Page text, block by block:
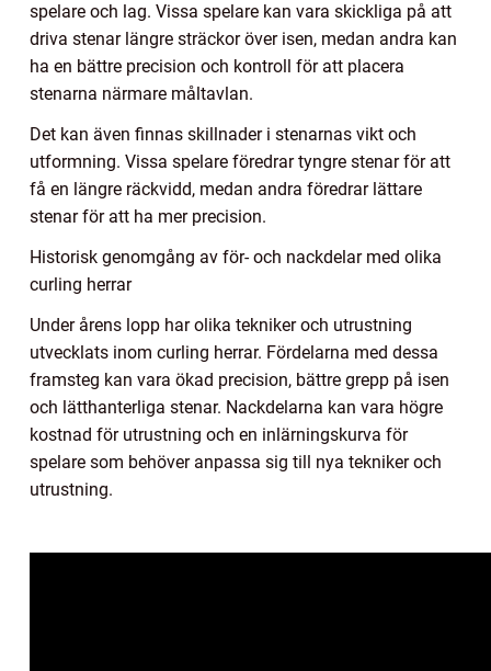
spelare och lag. Vissa spelare kan vara skickliga på att
driva stenar längre sträckor över isen, medan andra kan
ha en bättre precision och kontroll för att placera
stenarna närmare måltavlan.
Det kan även finnas skillnader i stenarnas vikt och
utformning. Vissa spelare föredrar tyngre stenar för att
få en längre räckvidd, medan andra föredrar lättare
stenar för att ha mer precision.
Historisk genomgång av för- och nackdelar med olika
curling herrar
Under årens lopp har olika tekniker och utrustning
utvecklats inom curling herrar. Fördelarna med dessa
framsteg kan vara ökad precision, bättre grepp på isen
och lätthanterliga stenar. Nackdelarna kan vara högre
kostnad för utrustning och en inlärningskurva för
spelare som behöver anpassa sig till nya tekniker och
utrustning.